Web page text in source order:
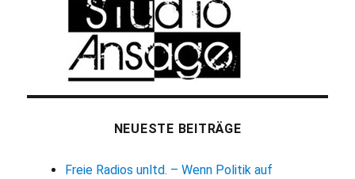
NEUESTE BEITRÄGE
Freie Radios unltd. – Wenn Politik auf